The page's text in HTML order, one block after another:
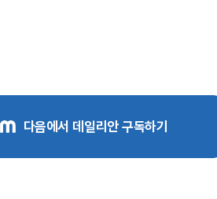
다음에서 데일리안 구독하기